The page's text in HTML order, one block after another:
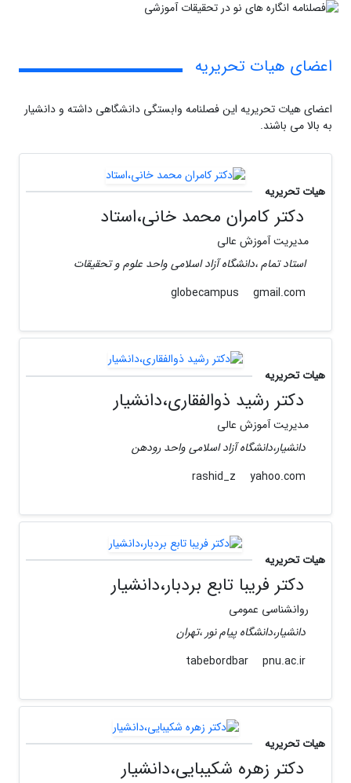
اعضای هیات تحریریه
اعضای هیات تحریریه این فصلنامه وابستگی دانشگاهی داشته و دانشیار
به بالا می باشند.
هیات تحریریه
دکتر کامران محمد خانی،استاد
مدیریت آموزش عالی
استاد تمام ،دانشگاه آزاد اسلامی واحد علوم و تحقیقات
gmail.com
هیات تحریریه
دکتر رشید ذوالفقاری،دانشیار
مدیریت آموزش عالی
دانشیار،دانشگاه آزاد اسلامی واحد رودهن
yahoo.com
هیات تحریریه
دکتر فریبا تابع بردبار،دانشیار
روانشناسی عمومی
دانشیار،دانشگاه پیام نور ،تهران
tabebordbar
pnu.ac.ir
هیات تحریریه
دکتر زهره شکیبایی،دانشیار